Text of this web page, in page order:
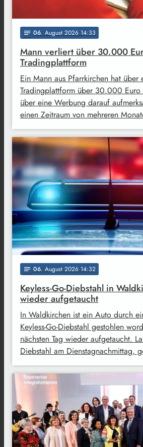
notes 06. August 2026 14:33
Mann verliert über 30.000
Tradingplattform
Ein Mann aus Pfarrkirchen hat über
Tradingplattform über 30.000 Euro
über eine Werbung darauf
einen Zeitraum von mehreren
notes 06. August 2026 14:32
Keyless-Go-Diebstahl in
wieder aufgetaucht
In Waldkirchen ist ein Auto durch
Keyless-Go-Diebstahl gestohlen
nächsten Tag wieder aufgetaucht.
Diebstahl am Dienstagnachmittag,